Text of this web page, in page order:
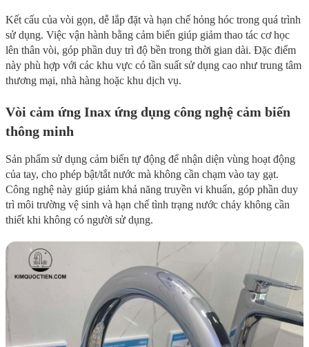
Kết cấu của vòi gọn, dễ lắp đặt và hạn chế hỏng hóc trong quá trình
sử dụng. Việc vận hành bằng cảm biến giúp giảm thao tác cơ học
lên thân vòi, góp phần duy trì độ bền trong thời gian dài. Đặc điểm
này phù hợp với các khu vực có tần suất sử dụng cao như trung tâm
thương mại, nhà hàng hoặc khu dịch vụ.
Vòi cảm ứng Inax ứng dụng công nghệ cảm biến
thông minh
Sản phẩm sử dụng cảm biến tự động để nhận diện vùng hoạt động
của tay, cho phép bật/tắt nước mà không cần chạm vào tay gạt.
Công nghệ này giúp giảm khả năng truyền vi khuẩn, góp phần duy
trì môi trường vệ sinh và hạn chế tình trạng nước chảy không cần
thiết khi không có người sử dụng.